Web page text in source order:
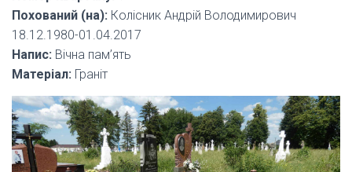
Похований (на): Колісник Андрій Володимирович
18.12.1980-01.04.2017
Напис: Вічна пам’ять
Матеріал: Граніт